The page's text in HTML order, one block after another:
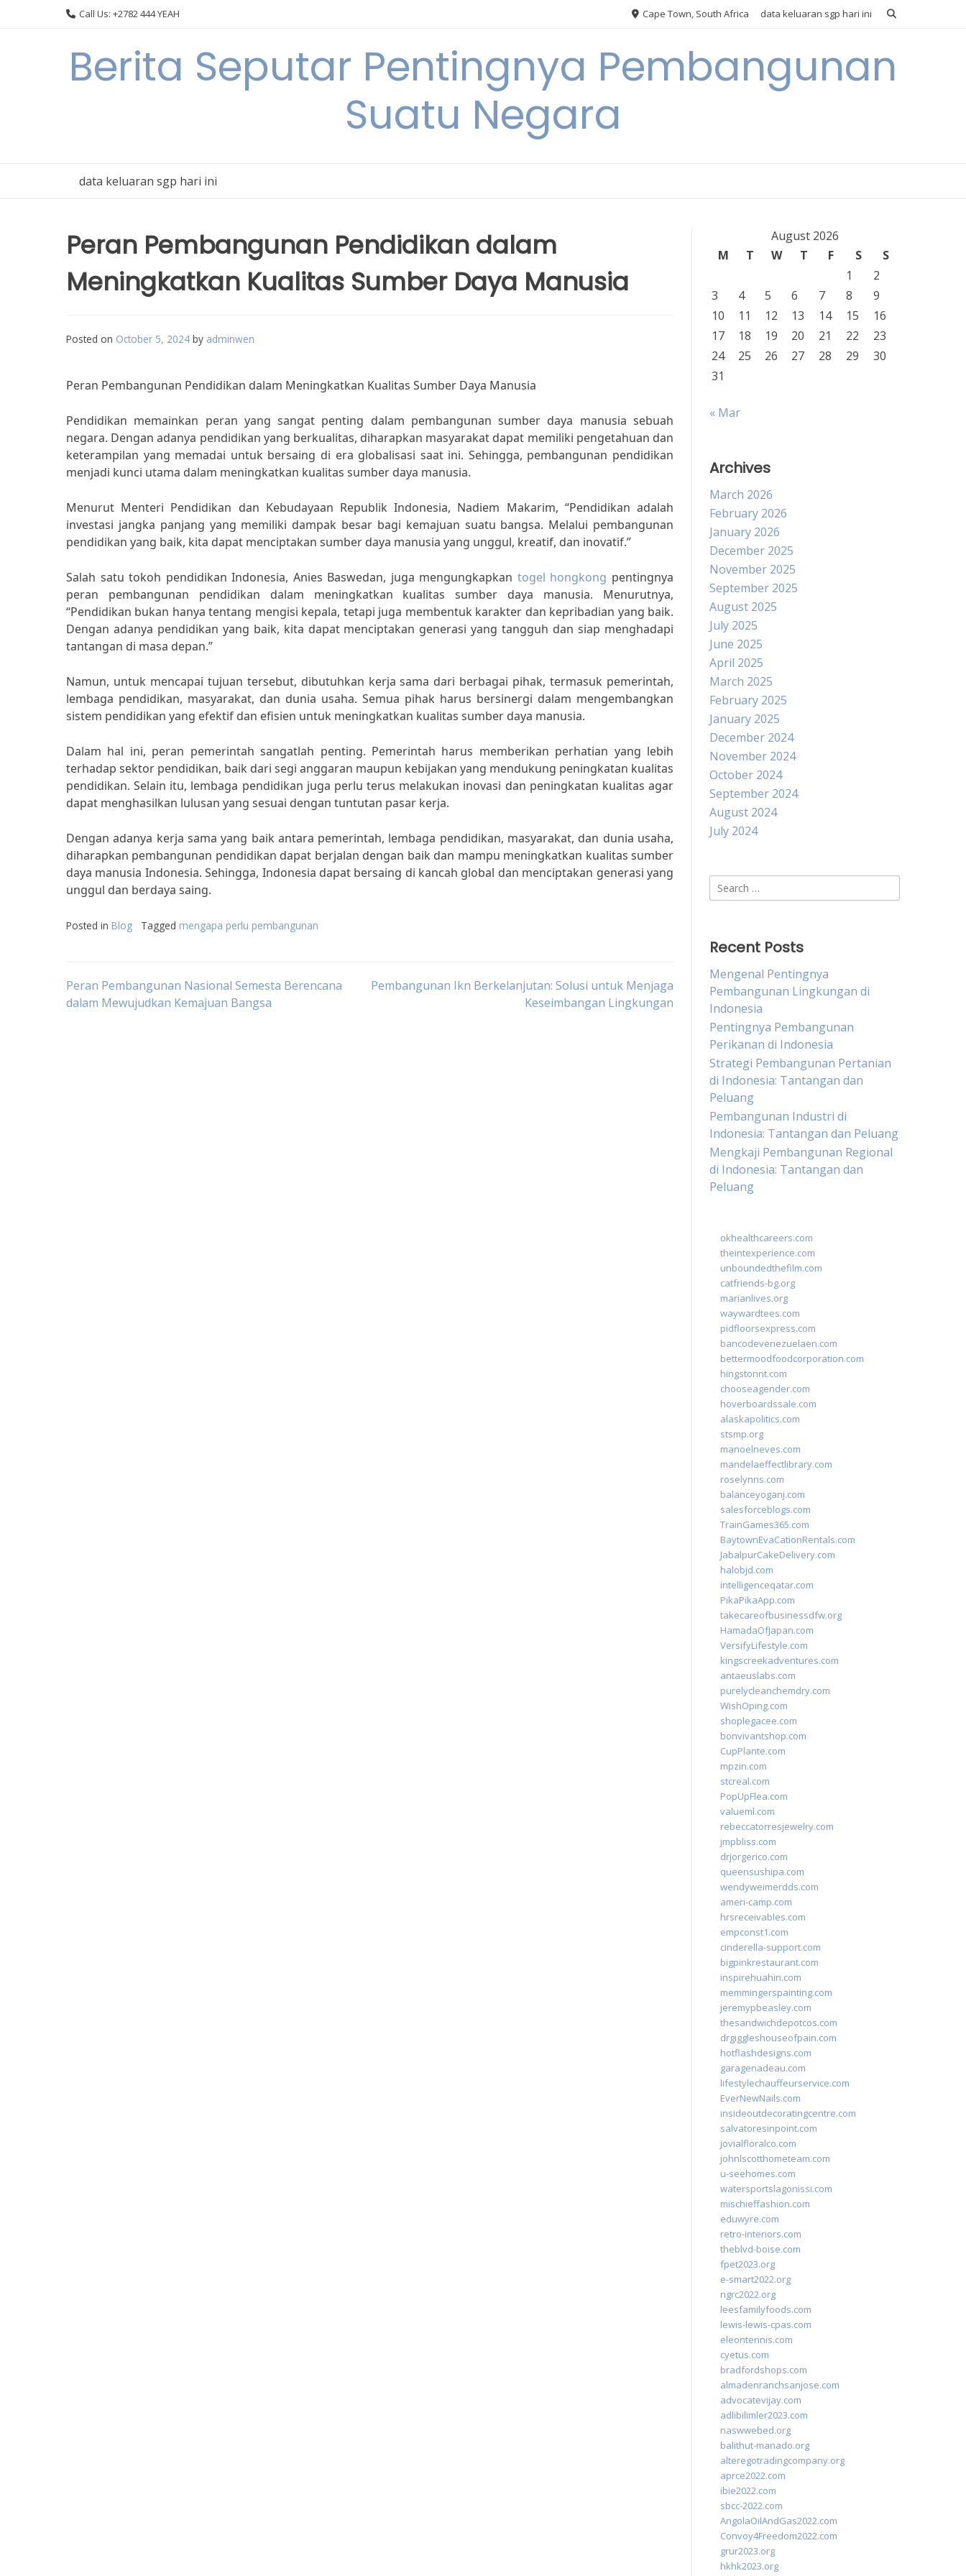
Call Us: +2782 444 YEAH Cape Town, South Africa data keluaran sgp hari ini
Berita Seputar Pentingnya Pembangunan
Suatu Negara
data keluaran sgp hari ini
Peran Pembangunan Pendidikan dalam
Meningkatkan Kualitas Sumber Daya Manusia
Posted on October 5, 2024 by adminwen
Peran Pembangunan Pendidikan dalam Meningkatkan Kualitas Sumber Daya Manusia
Pendidikan memainkan peran yang sangat penting dalam pembangunan sumber daya manusia sebuah
negara. Dengan adanya pendidikan yang berkualitas, diharapkan masyarakat dapat memiliki pengetahuan dan
keterampilan yang memadai untuk bersaing di era globalisasi saat ini. Sehingga, pembangunan pendidikan
menjadi kunci utama dalam meningkatkan kualitas sumber daya manusia.
Menurut Menteri Pendidikan dan Kebudayaan Republik Indonesia, Nadiem Makarim, “Pendidikan adalah
investasi jangka panjang yang memiliki dampak besar bagi kemajuan suatu bangsa. Melalui pembangunan
pendidikan yang baik, kita dapat menciptakan sumber daya manusia yang unggul, kreatif, dan inovatif.”
Salah satu tokoh pendidikan Indonesia, Anies Baswedan, juga mengungkapkan togel hongkong pentingnya
peran pembangunan pendidikan dalam meningkatkan kualitas sumber daya manusia. Menurutnya,
“Pendidikan bukan hanya tentang mengisi kepala, tetapi juga membentuk karakter dan kepribadian yang baik.
Dengan adanya pendidikan yang baik, kita dapat menciptakan generasi yang tangguh dan siap menghadapi
tantangan di masa depan.”
Namun, untuk mencapai tujuan tersebut, dibutuhkan kerja sama dari berbagai pihak, termasuk pemerintah,
lembaga pendidikan, masyarakat, dan dunia usaha. Semua pihak harus bersinergi dalam mengembangkan
sistem pendidikan yang efektif dan efisien untuk meningkatkan kualitas sumber daya manusia.
Dalam hal ini, peran pemerintah sangatlah penting. Pemerintah harus memberikan perhatian yang lebih
terhadap sektor pendidikan, baik dari segi anggaran maupun kebijakan yang mendukung peningkatan kualitas
pendidikan. Selain itu, lembaga pendidikan juga perlu terus melakukan inovasi dan peningkatan kualitas agar
dapat menghasilkan lulusan yang sesuai dengan tuntutan pasar kerja.
Dengan adanya kerja sama yang baik antara pemerintah, lembaga pendidikan, masyarakat, dan dunia usaha,
diharapkan pembangunan pendidikan dapat berjalan dengan baik dan mampu meningkatkan kualitas sumber
daya manusia Indonesia. Sehingga, Indonesia dapat bersaing di kancah global dan menciptakan generasi yang
unggul dan berdaya saing.
Posted in Blog Tagged mengapa perlu pembangunan
Post
Peran Pembangunan Nasional Semesta Berencana
dalam Mewujudkan Kemajuan Bangsa
Pembangunan Ikn Berkelanjutan: Solusi untuk Menjaga
Keseimbangan Lingkungan
August 2026
M
T W T F S
S
1
2
3
4 5 6 7 8
9
10
11 12 13 14 15
16
17
18 19 20 21 22
23
24
25 26 27 28 29
30
31
« Mar
Archives
March 2026
February 2026
January 2026
December 2025
November 2025
September 2025
August 2025
July 2025
June 2025
April 2025
March 2025
February 2025
January 2025
December 2024
November 2024
October 2024
September 2024
August 2024
July 2024
Search
for:
Recent Posts
Mengenal Pentingnya
Pembangunan Lingkungan di
Indonesia
Pentingnya Pembangunan
Perikanan di Indonesia
Strategi Pembangunan Pertanian
di Indonesia: Tantangan dan
Peluang
Pembangunan Industri di
Indonesia: Tantangan dan Peluang
Mengkaji Pembangunan Regional
di Indonesia: Tantangan dan
Peluang
okhealthcareers.com
theintexperience.com
unboundedthefilm.com
catfriends-bg.org
marianlives.org
waywardtees.com
pidfloorsexpress.com
bancodevenezuelaen.com
bettermoodfoodcorporation.com
hingstonnt.com
chooseagender.com
hoverboardssale.com
alaskapolitics.com
stsmp.org
manoelneves.com
mandelaeffectlibrary.com
roselynns.com
balanceyoganj.com
salesforceblogs.com
TrainGames365.com
BaytownEvaCationRentals.com
JabalpurCakeDelivery.com
halobjd.com
intelligenceqatar.com
PikaPikaApp.com
takecareofbusinessdfw.org
HamadaOfJapan.com
VersifyLifestyle.com
kingscreekadventures.com
antaeuslabs.com
purelycleanchemdry.com
WishOping.com
shoplegacee.com
bonvivantshop.com
CupPlante.com
mpzin.com
stcreal.com
PopUpFlea.com
valueml.com
rebeccatorresjewelry.com
jmpbliss.com
drjorgerico.com
queensushipa.com
wendyweimerdds.com
ameri-camp.com
hrsreceivables.com
empconst1.com
cinderella-support.com
bigpinkrestaurant.com
inspirehuahin.com
memmingerspainting.com
jeremypbeasley.com
thesandwichdepotcos.com
drgiggleshouseofpain.com
hotflashdesigns.com
garagenadeau.com
lifestylechauffeurservice.com
EverNewNails.com
insideoutdecoratingcentre.com
salvatoresinpoint.com
jovialfloralco.com
johnlscotthometeam.com
u-seehomes.com
watersportslagonissi.com
mischieffashion.com
eduwyre.com
retro-interiors.com
theblvd-boise.com
fpet2023.org
e-smart2022.org
ngrc2022.org
leesfamilyfoods.com
lewis-lewis-cpas.com
eleontennis.com
cyetus.com
bradfordshops.com
almadenranchsanjose.com
advocatevijay.com
adlibilimler2023.com
naswwebed.org
balithut-manado.org
alteregotradingcompany.org
aprce2022.com
ibie2022.com
sbcc-2022.com
AngolaOilAndGas2022.com
Convoy4Freedom2022.com
grur2023.org
hkhk2023.org